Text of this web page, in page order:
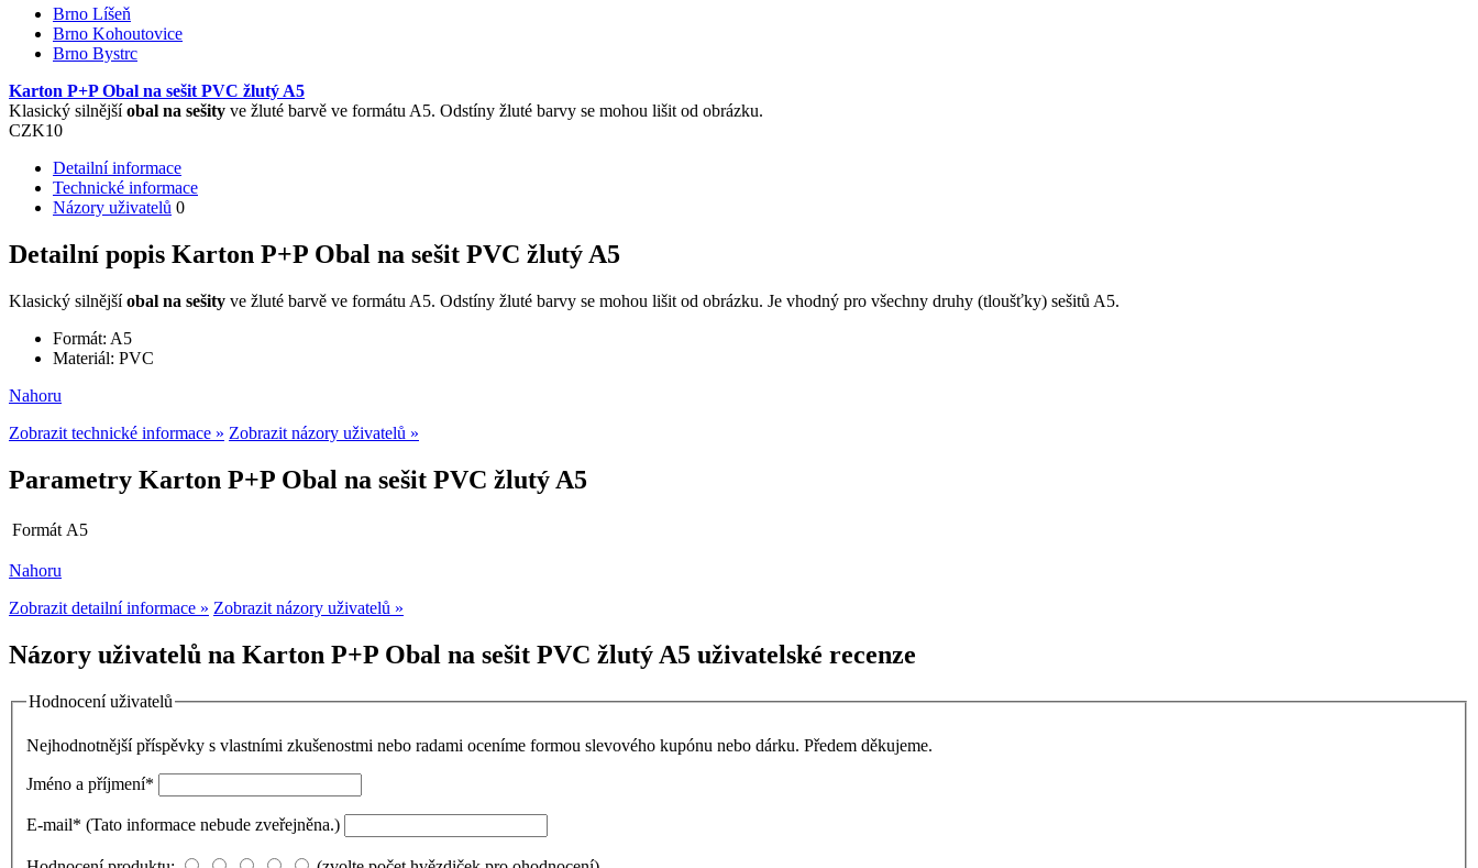
Brno Líšeň
Brno Kohoutovice
Brno Bystrc
Karton P+P Obal na sešit PVC žlutý A5
Klasický silnější obal na sešity ve žluté barvě ve formátu A5. Odstíny žluté barvy se mohou lišit od obrázku.
CZK10
Detailní informace
Technické informace
Názory uživatelů 0
Detailní popis Karton P+P Obal na sešit PVC žlutý A5
Klasický silnějšíobal na sešity ve žluté barvě ve formátu A5. Odstíny žluté barvy se mohou lišit od obrázku. Je vhodný pro všechny druhy (tloušťky) sešitů A5.
Formát: A5
Materiál: PVC
Nahoru
Zobrazit technické informace » Zobrazit názory uživatelů »
Parametry Karton P+P Obal na sešit PVC žlutý A5
Formát A5
Nahoru
Zobrazit detailní informace » Zobrazit názory uživatelů »
Názory uživatelů na Karton P+P Obal na sešit PVC žlutý A5 uživatelské recenze
Hodnocení uživatelů
Nejhodnotnější příspěvky s vlastními zkušenostmi nebo radami oceníme formou slevového kupónu nebo dárku. Předem děkujeme.
Jméno a příjmení*
E-mail* (Tato informace nebude zveřejněna.)